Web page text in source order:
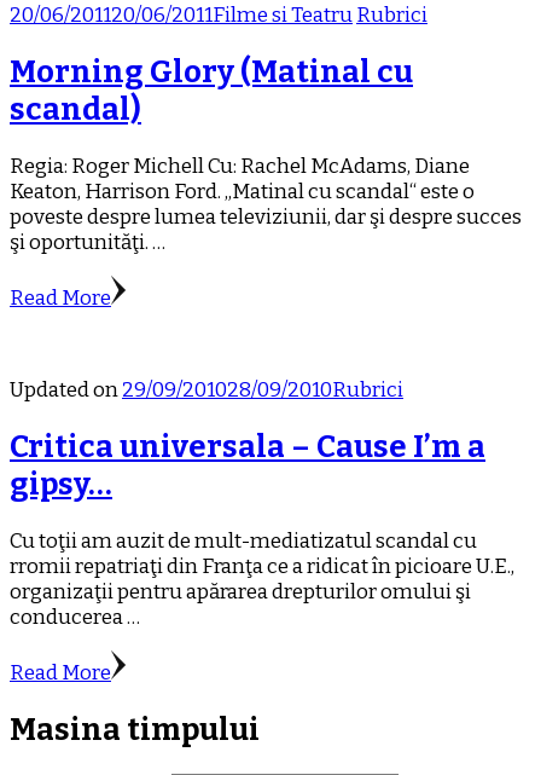
20/06/201120/06/2011Filme si TeatruRubrici
Morning Glory (Matinal cu
scandal)
Regia: Roger Michell Cu: Rachel McAdams, Diane
Keaton, Harrison Ford. „Matinal cu scandal“ este o
poveste despre lumea televiziunii, dar şi despre succes
şi oportunităţi. …
Read More
Updated on29/09/201028/09/2010Rubrici
Critica universala – Cause I’m a
gipsy…
Cu toţii am auzit de mult-mediatizatul scandal cu
rromii repatriaţi din Franţa ce a ridicat în picioare U.E.,
organizaţii pentru apărarea drepturilor omului şi
conducerea …
Read More
Masina timpului